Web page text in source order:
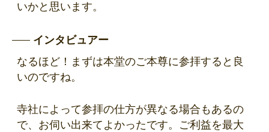
いかと思います。
インタビュアー
なるほど！まずは本堂のご本尊に参拝すると良
いのですね。
寺社によって参拝の仕方が異なる場合もあるの
で、お伺い出来てよかったです。ご利益を最大